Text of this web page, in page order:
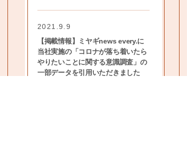
2021.9.9
【掲載情報】ミヤギnews every.に
当社実施の「コロナが落ち着いたら
やりたいことに関する意識調査」の
一部データを引用いただきました